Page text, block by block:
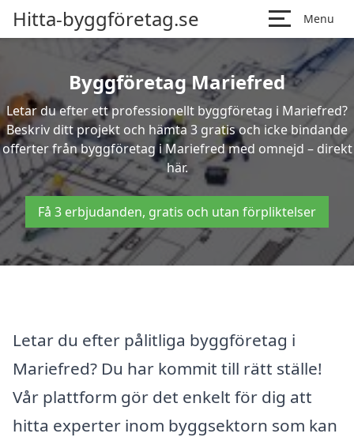
Hitta-byggföretag.se Menu
Byggföretag Mariefred
Letar du efter ett professionellt byggföretag i Mariefred?
Beskriv ditt projekt och hämta 3 gratis och icke bindande
offerter från byggföretag i Mariefred med omnejd – direkt
här.
Få 3 erbjudanden, gratis och utan förpliktelser
Letar du efter pålitliga byggföretag i
Mariefred? Du har kommit till rätt ställe!
Vår plattform gör det enkelt för dig att
hitta experter inom byggsektorn som kan